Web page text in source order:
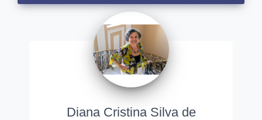
Diana Cristina Silva de